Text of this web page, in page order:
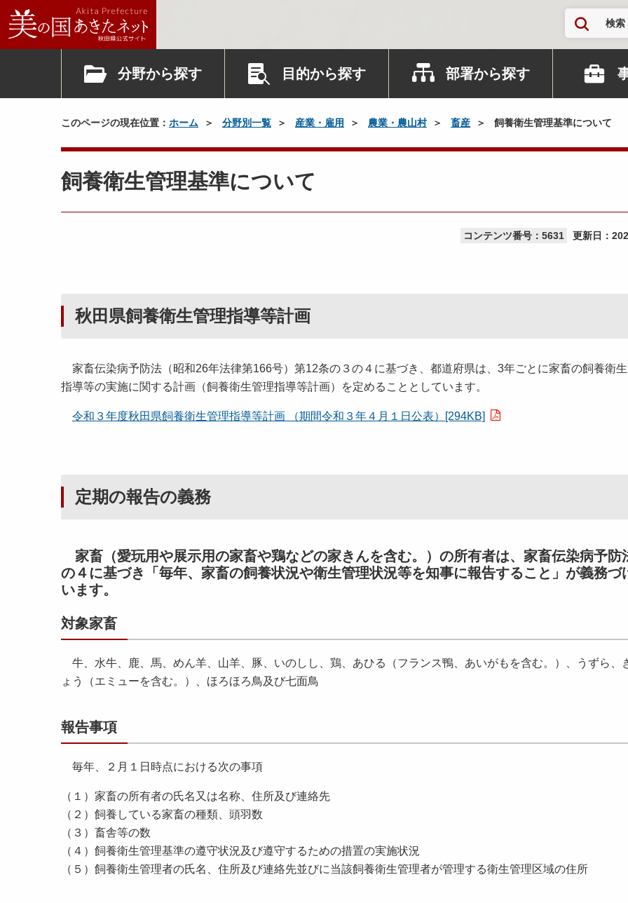
検索
分野から探す 目的から探す 部署から探す
このページの現在位置： ホーム 分野別一覧 産業・雇用 農業・農山村 畜産 飼養衛生管理基準について
飼養衛生管理基準について
コンテンツ番号：5631 更新日：
秋田県飼養衛生管理指導等計画
家畜伝染病予防法（昭和26年法律第166号）第12条の３の４に基づき、都道府県は、3年ごとに家畜の飼養衛
指導等の実施に関する計画（飼養衛生管理指導等計画）を定めることとしています。
令和３年度秋田県飼養衛生管理指導等計画 （期間令和３年４月１日公表）[294KB]
定期の報告の義務
家畜（愛玩用や展示用の家畜や鶏などの家きんを含む。）の所有者は、家畜伝染病予防
の４に基づき「毎年、家畜の飼養状況や衛生管理状況等を知事に報告すること」が義務づ
います。
対象家畜
牛、水牛、鹿、馬、めん羊、山羊、豚、いのしし、鶏、あひる（フランス鴨、あいがもを含む。）、うずら、
ょう（エミューを含む。）、ほろほろ鳥及び七面鳥
報告事項
毎年、２月１日時点における次の事項
（１）家畜の所有者の氏名又は名称、住所及び連絡先
（２）飼養している家畜の種類、頭羽数
（３）畜舎等の数
（４）飼養衛生管理基準の遵守状況及び遵守するための措置の実施状況
（５）飼養衛生管理者の氏名、住所及び連絡先並びに当該飼養衛生管理者が管理する衛生管理区域の住所